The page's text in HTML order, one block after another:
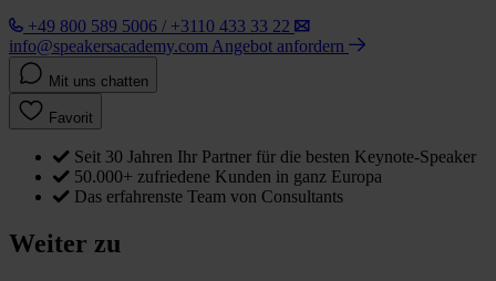
+49 800 589 5006 / +3110 433 33 22
info@speakersacademy.com Angebot anfordern
Mit uns chatten
Favorit
Seit 30 Jahren Ihr Partner für die besten Keynote-Speaker
50.000+ zufriedene Kunden in ganz Europa
Das erfahrenste Team von Consultants
Weiter zu